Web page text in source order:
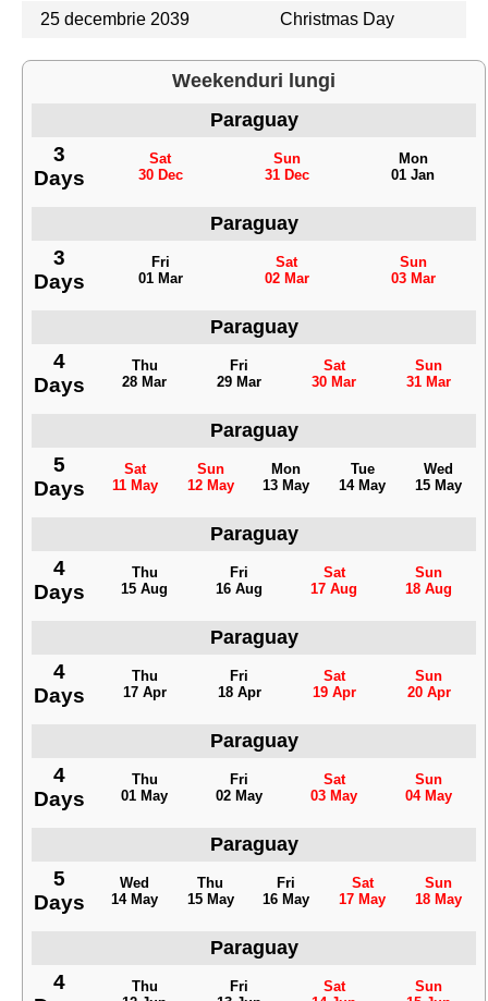
25 decembrie 2039
Christmas Day
Weekenduri lungi
Paraguay
3
Days
Sat
30 Dec
Sun
31 Dec
Mon
01 Jan
Paraguay
3
Days
Fri
01 Mar
Sat
02 Mar
Sun
03 Mar
Paraguay
4
Days
Thu
28 Mar
Fri
29 Mar
Sat
30 Mar
Sun
31 Mar
Paraguay
5
Days
Sat
11 May
Sun
12 May
Mon
13 May
Tue
14 May
Wed
15 May
Paraguay
4
Days
Thu
15 Aug
Fri
16 Aug
Sat
17 Aug
Sun
18 Aug
Paraguay
4
Days
Thu
17 Apr
Fri
18 Apr
Sat
19 Apr
Sun
20 Apr
Paraguay
4
Days
Thu
01 May
Fri
02 May
Sat
03 May
Sun
04 May
Paraguay
5
Days
Wed
14 May
Thu
15 May
Fri
16 May
Sat
17 May
Sun
18 May
Paraguay
4
Thu
Fri
Sat
Sun